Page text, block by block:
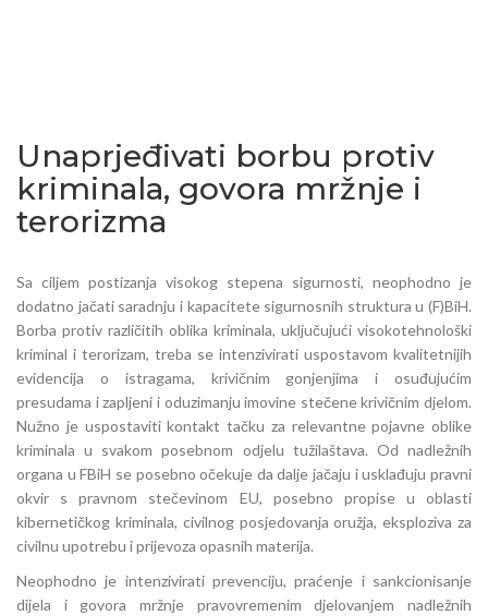
Unaprjeđivati borbu protiv
kriminala, govora mržnje i
terorizma
Sa ciljem postizanja visokog stepena sigurnosti, neophodno je
dodatno jačati saradnju i kapacitete sigurnosnih struktura u (F)BiH.
Borba protiv različitih oblika kriminala, uključujući visokotehnološki
kriminal i terorizam, treba se intenzivirati uspostavom kvalitetnijih
evidencija o istragama, krivičnim gonjenjima i osuđujućim
presudama i zapljeni i oduzimanju imovine stečene krivičnim djelom.
Nužno je uspostaviti kontakt tačku za relevantne pojavne oblike
kriminala u svakom posebnom odjelu tužilaštava. Od nadležnih
organa u FBiH se posebno očekuje da dalje jačaju i usklađuju pravni
okvir s pravnom stečevinom EU, posebno propise u oblasti
kibernetičkog kriminala, civilnog posjedovanja oružja, eksploziva za
civilnu upotrebu i prijevoza opasnih materija.
Neophodno je intenzivirati prevenciju, praćenje i sankcionisanje
dijela i govora mržnje pravovremenim djelovanjem nadležnih